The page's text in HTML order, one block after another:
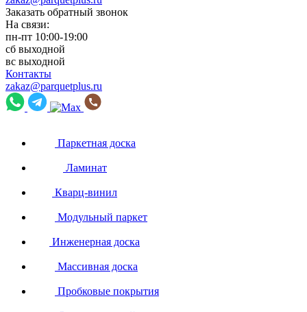
Заказать обратный звонок
На связи:
пн-пт 10:00-19:00
сб выходной
вс выходной
Контакты
zakaz@parquetplus.ru
Паркетная доска
Ламинат
Кварц-винил
Модульный паркет
Инженерная доска
Массивная доска
Пробковые покрытия